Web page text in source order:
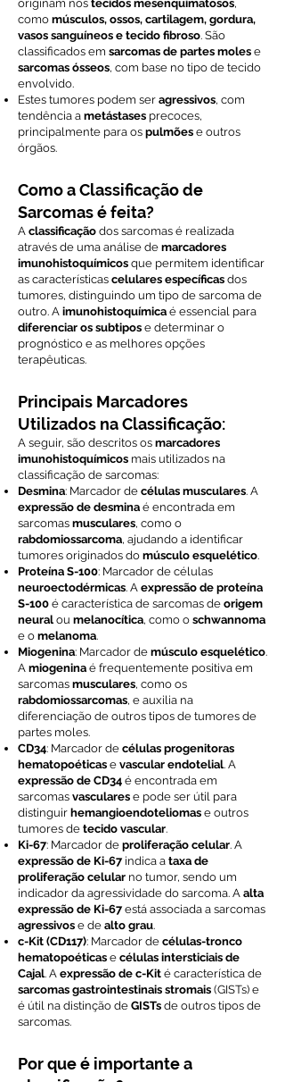
originam nos tecidos mesenquimatosos,
como músculos, ossos, cartilagem, gordura,
vasos sanguíneos e tecido fibroso. São
classificados em sarcomas de partes moles e
sarcomas ósseos, com base no tipo de tecido
envolvido.
Estes tumores podem ser agressivos, com
tendência a metástases precoces,
principalmente para os pulmões e outros
órgãos.
Como a Classificação de
Sarcomas é feita?
A classificação dos sarcomas é realizada
através de uma análise de marcadores
imunohistoquímicos que permitem identificar
as características celulares específicas dos
tumores, distinguindo um tipo de sarcoma de
outro. A imunohistoquímica é essencial para
diferenciar os subtipos e determinar o
prognóstico e as melhores opções
terapêuticas.
Principais Marcadores
Utilizados na Classificação:
A seguir, são descritos os marcadores
imunohistoquímicos mais utilizados na
classificação de sarcomas:
Desmina: Marcador de células musculares. A
expressão de desmina é encontrada em
sarcomas musculares, como o
rabdomiossarcoma, ajudando a identificar
tumores originados do músculo esquelético.
Proteína S-100: Marcador de células
neuroectodérmicas. A expressão de proteína
S-100 é característica de sarcomas de origem
neural ou melanocítica, como o schwannoma
e o melanoma.
Miogenina: Marcador de músculo esquelético.
A miogenina é frequentemente positiva em
sarcomas musculares, como os
rabdomiossarcomas, e auxilia na
diferenciação de outros tipos de tumores de
partes moles.
CD34: Marcador de células progenitoras
hematopoéticas e vascular endotelial. A
expressão de CD34 é encontrada em
sarcomas vasculares e pode ser útil para
distinguir hemangioendoteliomas e outros
tumores de tecido vascular.
Ki-67: Marcador de proliferação celular. A
expressão de Ki-67indica a taxa de
proliferação celular no tumor, sendo um
indicador da agressividade do sarcoma. A alta
expressão de Ki-67está associada a sarcomas
agressivos e de alto grau.
c-Kit (CD117): Marcador de células-tronco
hematopoéticas e células intersticiais de
Cajal. A expressão de c-Kit é característica de
sarcomas gastrointestinais stromais (GISTs) e
é útil na distinção de GISTs de outros tipos de
sarcomas.
Por que é importante a